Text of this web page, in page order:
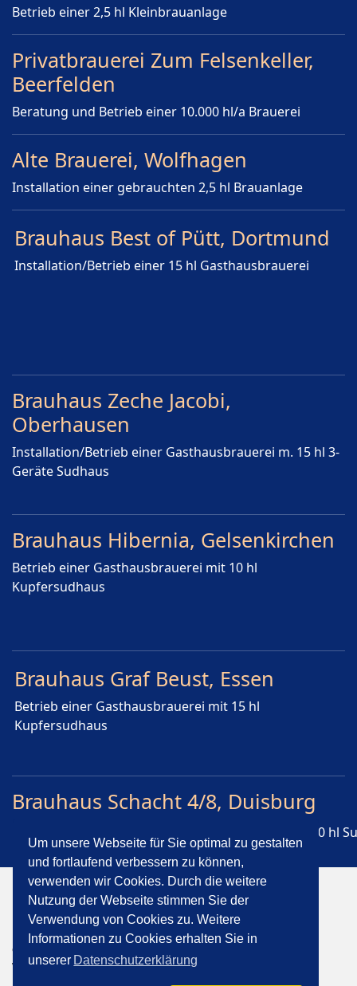
Um unsere Webseite für Sie optimal zu gestalten
und fortlaufend verbessern zu können,
verwenden wir Cookies. Durch die weitere
Nutzung der Webseite stimmen Sie der
Verwendung von Cookies zu. Weitere
Informationen zu Cookies erhalten Sie in
unserer Datenschutzerklärung
Betrieb einer 2,5 hl Kleinbrauanlage
Privatbrauerei Zum Felsenkeller,
Beerfelden
Beratung und Betrieb einer 10.000 hl/a Brauerei
Alte Brauerei, Wolfhagen
Installation einer gebrauchten 2,5 hl Brauanlage
Brauhaus Best of Pütt, Dortmund
Installation/Betrieb einer 15 hl Gasthausbrauerei
Brauhaus Zeche Jacobi,
Oberhausen
Installation/Betrieb einer Gasthausbrauerei m. 15 hl 3-
Geräte Sudhaus
Brauhaus Hibernia, Gelsenkirchen
Betrieb einer Gasthausbrauerei mit 10 hl
Kupfersudhaus
Brauhaus Graf Beust, Essen
Betrieb einer Gasthausbrauerei mit 15 hl
Kupfersudhaus
Brauhaus Schacht 4/8, Duisburg
Betrieb einer Gasthausbrauerei mit historischem 30 hl
Impressum Kontakt
">
Datenschutzerklärung
© BrewConTec | Markus Bormann | Marktstr. 35 | 56653
Wehr | Fon +49 (0) 2636 / 80 99 40 | Mail